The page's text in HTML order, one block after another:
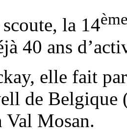
la 14
40 ans
elle fait
de Belgique
Val Mosan.